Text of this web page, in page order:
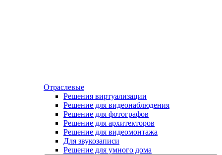
Отраслевые
Решения виртуализации
Решение для видеонаблюдения
Решение для фотографов
Решение для архитекторов
Решение для видеомонтажа
Для звукозаписи
Решение для умного дома